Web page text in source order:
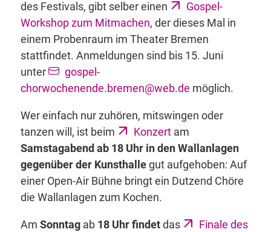
des Festivals, gibt selber einen
Gospel-
Workshop zum Mitmachen, der dieses Mal in
einem Probenraum im Theater Bremen
stattfindet. Anmeldungen sind bis 15. Juni
unter
gospel-
chorwochenende.bremen@web.de möglich.
Wer einfach nur zuhören, mitswingen oder
tanzen will, ist beim
Konzert am
Samstagabend ab 18 Uhr in den Wallanlagen
gegenüber der Kunsthallegut aufgehoben: Auf
einer Open-Air Bühne bringt ein Dutzend Chöre
die Wallanlagen zum Kochen.
Am Sonntagab 18 Uhr findetdas
Finale des